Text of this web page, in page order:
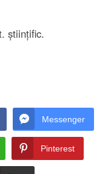
științific.
Messenger
Pinterest